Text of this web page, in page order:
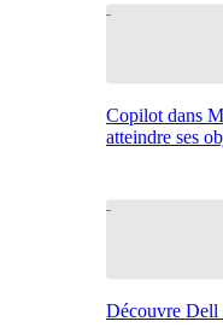
Copilot dans
atteindre ses
Découvre Dell